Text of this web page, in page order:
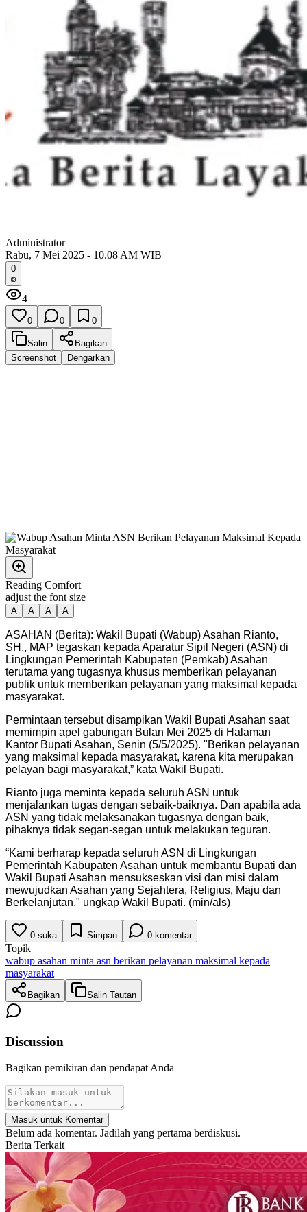
Administrator
Rabu, 7 Mei 2025 - 10.08 AM WIB
0
4
0 0 0
Salin
Bagikan
Screenshot
Dengarkan
Reading Comfort
adjust the font size
A A A A
ASAHAN (Berita): Wakil Bupati (Wabup) Asahan Rianto,
SH., MAP tegaskan kepada Aparatur Sipil Negeri (ASN) di
Lingkungan Pemerintah Kabupaten (Pemkab) Asahan
terutama yang tugasnya khusus memberikan pelayanan
publik untuk memberikan pelayanan yang maksimal kepada
masyarakat.
Permintaan tersebut disampikan Wakil Bupati Asahan saat
memimpin apel gabungan Bulan Mei 2025 di Halaman
Kantor Bupati Asahan, Senin (5/5/2025). "Berikan pelayanan
yang maksimal kepada masyarakat, karena kita merupakan
pelayan bagi masyarakat,” kata Wakil Bupati.
Rianto juga meminta kepada seluruh ASN untuk
menjalankan tugas dengan sebaik-baiknya. Dan apabila ada
ASN yang tidak melaksanakan tugasnya dengan baik,
pihaknya tidak segan-segan untuk melakukan teguran.
“Kami berharap kepada seluruh ASN di Lingkungan
Pemerintah Kabupaten Asahan untuk membantu Bupati dan
Wakil Bupati Asahan mensukseskan visi dan misi dalam
mewujudkan Asahan yang Sejahtera, Religius, Maju dan
Berkelanjutan," ungkap Wakil Bupati. (min/als)
0 suka Simpan 0 komentar
Topik
wabup asahan minta asn berikan pelayanan maksimal kepada
masyarakat
Bagikan Salin Tautan
Discussion
Bagikan pemikiran dan pendapat Anda
Masuk untuk Komentar
Belum ada komentar. Jadilah yang pertama berdiskusi.
Berita Terkait